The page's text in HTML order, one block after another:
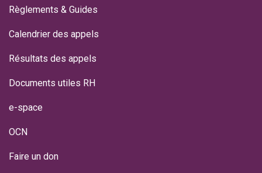
Règlements & Guides
Calendrier des appels
Résultats des appels
Documents utiles RH
e-space
OCN
Faire un don